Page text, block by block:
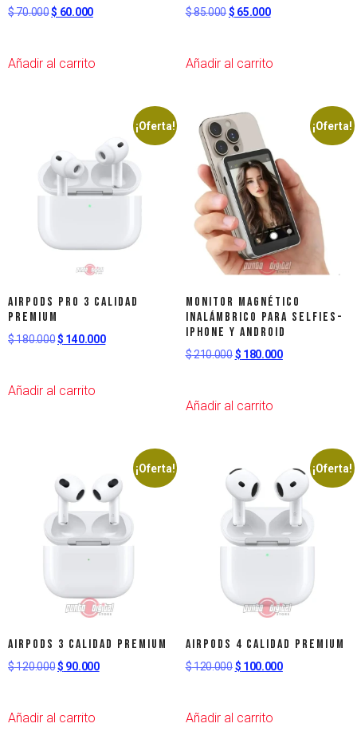
$70.000$ 60.000
Añadir al carrito
$85.000$ 65.000
Añadir al carrito
¡Oferta!
Airpods Pro 3 Calidad
Premium
$180.000$ 140.000
Añadir al carrito
¡Oferta!
Monitor Magnético
Inalámbrico Para Selfies-
iPhone y Android
$210.000$ 180.000
Añadir al carrito
¡Oferta!
AirPods 3 Calidad Premium
$120.000$ 90.000
Añadir al carrito
¡Oferta!
AirPods 4 Calidad Premium
$120.000$ 100.000
Añadir al carrito